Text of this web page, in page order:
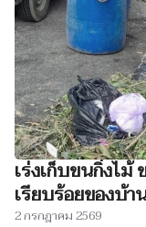
เร่งเก็บขนกิ่งไ
เรียบร้อยของบ้า
2 กรกฎาคม 2569